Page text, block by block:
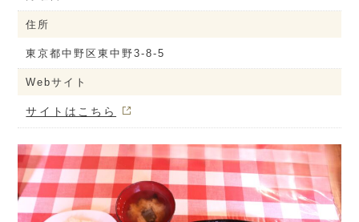
住所
東京都中野区東中野3-8-5
Webサイト
サイトはこちら